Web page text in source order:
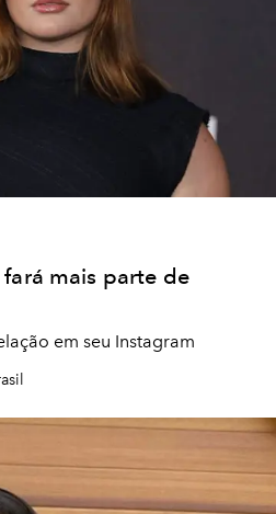
mais parte de
em seu Instagram